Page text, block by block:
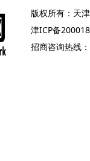
版权所有：天
津ICP备
招商咨询热线：